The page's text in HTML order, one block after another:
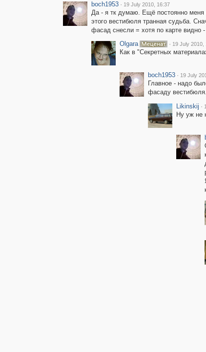
boch1953 · 19 July 2010, 16:37
Да - я тк думаю. Ещё постоянно
этого вестибюля транная судьба.
фасад снесли = хотя по карте видно
Olgara
· 19 July 2010,
Как в "Секретных
boch1953 · 19 July
Главное - надо
фасаду вестибюля.
Likinskij ·
Ну уж не